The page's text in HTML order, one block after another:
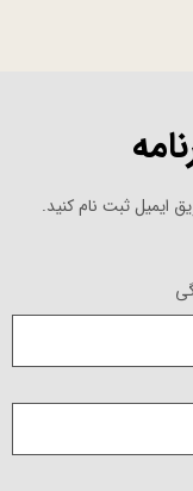
ایمیل ثبت نام کنید.